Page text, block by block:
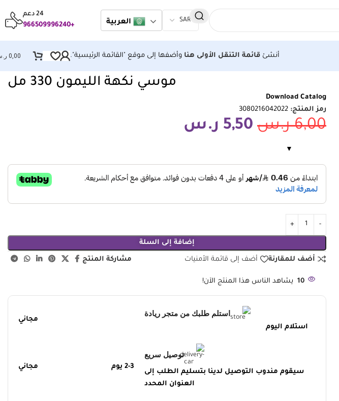
العربية
24 دعم
+966509996240
أنشئ قائمة التنقل الأولى هنا وأضفها إلى موقع "القائمة الرئيسية". 0,00
موسي نكهة الليمون 330 مل
Download Catalog
رمز المنتج: 3080216042022
6,00 ر.س 5,50 ر.س
إضافة إلى السلة
أضف للمقارنة أضف إلى قائمة الأمنيات مشاركة المنتج
10 يشاهد الناس هذا المنتج الآن!
استلم طلبك من متجر ريادة
استلام اليوم
مجاني
توصيل سريع
سيقوم مندوب التوصيل لدينا بتسليم الطلب إلى
العنوان المحدد
2-3 يوم مجاني